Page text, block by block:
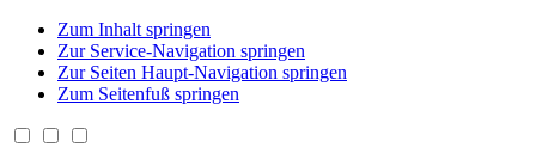
Zum Inhalt springen
Zur Service-Navigation springen
Zur Seiten Haupt-Navigation springen
Zum Seitenfuß springen